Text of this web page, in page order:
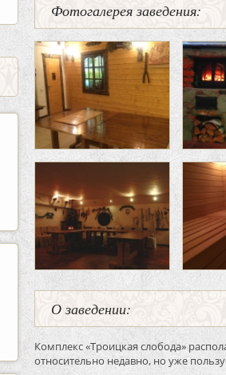
Фотогалерея заведения:
О заведении:
Комплекс «Троицкая слобода»
относительно недавно, но уже